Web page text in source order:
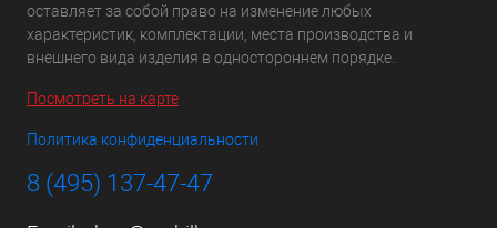
оставляет за собой право на изменение любых
характеристик, комплектации, места производства и
внешнего вида изделия в одностороннем порядке.
Посмотреть на карте
Политика конфиденциальности
8 (495) 137-47-47